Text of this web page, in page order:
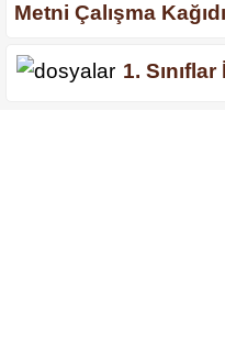
Metni Çalışma Kağıdı
1.